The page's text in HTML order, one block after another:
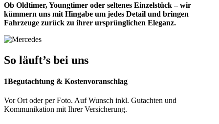
Ob Oldtimer, Youngtimer oder seltenes Einzelstück – wir
kümmern uns mit Hingabe um jedes Detail und bringen
Fahrzeuge zurück zu ihrer ursprünglichen Eleganz.
So läuft’s bei uns
1Begutachtung & Kostenvoranschlag
Vor Ort oder per Foto. Auf Wunsch inkl. Gutachten und
Kommunikation mit Ihrer Versicherung.